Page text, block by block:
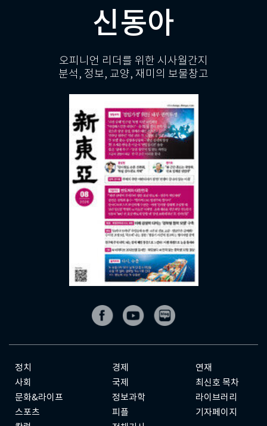
신동아
오피니언 리더를 위한 시사월간지
분석, 정보, 교양, 재미의 보물창고
정치 경제
연재
사회
국제
최신호 목차
문화&라이프
정보과학
라이브러리
스포츠
피플
기자페이지